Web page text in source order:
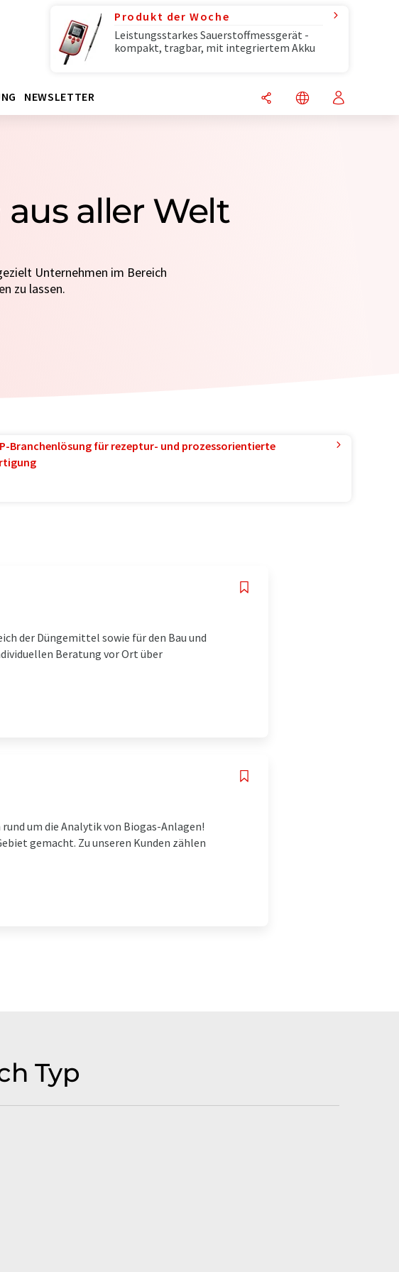
Produkt der Woche
Leistungsstarkes Sauerstoffmessgerät -
kompakt, tragbar, mit integriertem Akku
NEWSLETTER
aller Welt
Unternehmen im Bereich
zu lassen.
Branchenlösung für rezeptur- und prozessorientierte
der Düngemittel sowie für den Bau und
Beratung vor Ort über
um die Analytik von Biogas-Anlagen!
gemacht. Zu unseren Kunden zählen
Typ